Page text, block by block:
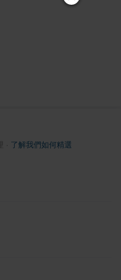
了解我們如何精選